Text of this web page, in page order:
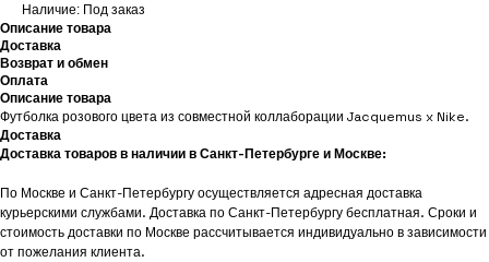
Наличие: Под заказ
Описание товара
Доставка
Возврат и обмен
Оплата
Описание товара
Футболка розового цвета из совместной коллаборации Jacquemus x Nike.
Доставка
Доставка товаров в наличии в Санкт-Петербурге и Москве:
По Москве и Санкт-Петербургу осуществляется адресная доставка
курьерскими службами. Доставка по Санкт-Петербургу бесплатная. Сроки и
стоимость доставки по Москве рассчитывается индивидуально в зависимости
от пожелания клиента.